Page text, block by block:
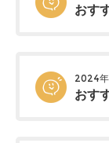
おす
2024
おす